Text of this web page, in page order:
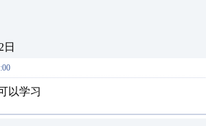
日
以学习